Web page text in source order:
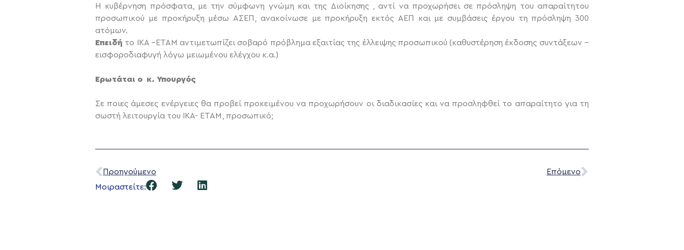
Η κυβέρνηση πρόσφατα, με την σύμφωνη γνώμη και της Διοίκησης , αντί να προχωρήσει σε πρόσληψη του απαραίτητου
προσωπικού με προκήρυξη μέσω ΑΣΕΠ, ανακοίνωσε με προκήρυξη εκτός ΑΕΠ και με συμβάσεις έργου τη πρόσληψη 300
ατόμων.
Επειδή το ΙΚΑ –ΕΤΑΜ αντιμετωπίζει σοβαρό πρόβλημα εξαιτίας της έλλειψης προσωπικού (καθυστέρηση έκδοσης συντάξεων –
εισφοροδιαφυγή λόγω μειωμένου ελέγχου κ.α.)
Ερωτάται ο κ. Υπουργός
Σε ποιες άμεσες ενέργειες θα προβεί προκειμένου να προχωρήσουν οι διαδικασίες και να προσληφθεί το απαραίτητο για τη
σωστή λειτουργία του ΙΚΑ- ΕΤΑΜ, προσωπικό;
Προηγούμενο
Επόμενο
Μοιραστείτε: